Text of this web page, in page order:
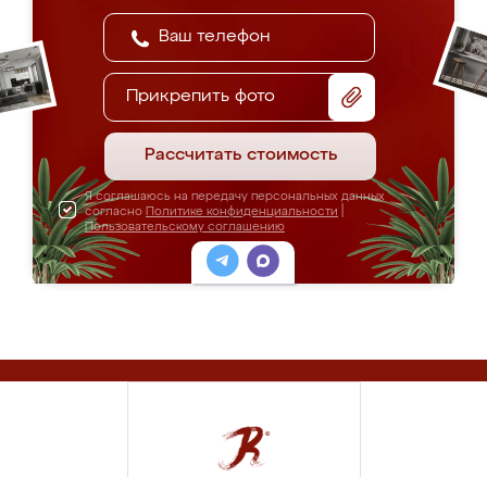
Прикрепить фото
Рассчитать стоимость
Я соглашаюсь на передачу персональных данных
согласно Политике конфиденциальности
Пользовательскому соглашению